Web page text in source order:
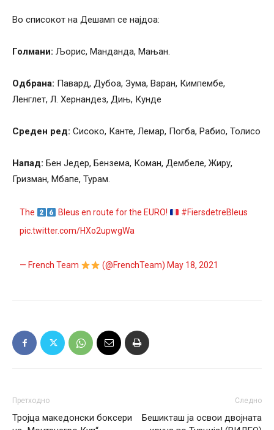
Во списокот на Дешамп се најдоа:
Голмани: Љорис, Манданда, Мањан.
Одбрана: Павард, Дубоа, Зума, Варан, Кимпембе,
Ленглет, Л. Хернандез, Дињ, Кунде
Среден ред: Сисоко, Канте, Лемар, Погба, Рабио, Толисо
Напад: Бен Једер, Бензема, Коман, Дембеле, Жиру,
Гризман, Мбапе, Турам.
The Bleus en route for the EURO!
#FiersdetreBleus
pic.twitter.com/HXo2upwgWa
— French Team (@FrenchTeam) May 18, 2021
Претходно
Тројца македонски боксери
Следно
Бешикташ ја освои двојната